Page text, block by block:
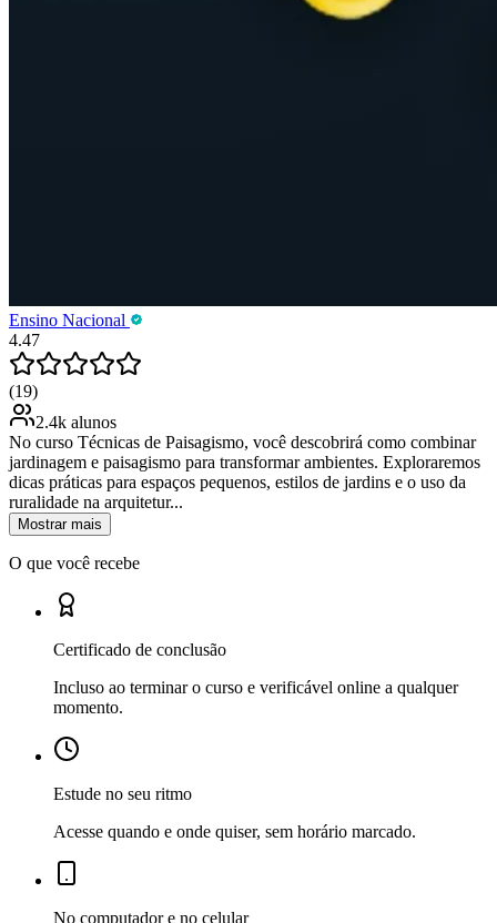
Ensino Nacional
4.47
(19)
2.4k alunos
No curso Técnicas de Paisagismo, você descobrirá como combinar
jardinagem e paisagismo para transformar ambientes. Exploraremos
dicas práticas para espaços pequenos, estilos de jardins e o uso da
ruralidade na arquitetur...
Mostrar mais
O que você recebe
Certificado de conclusão
Incluso ao terminar o curso e verificável online a qualquer
momento.
Estude no seu ritmo
Acesse quando e onde quiser, sem horário marcado.
No computador e no celular